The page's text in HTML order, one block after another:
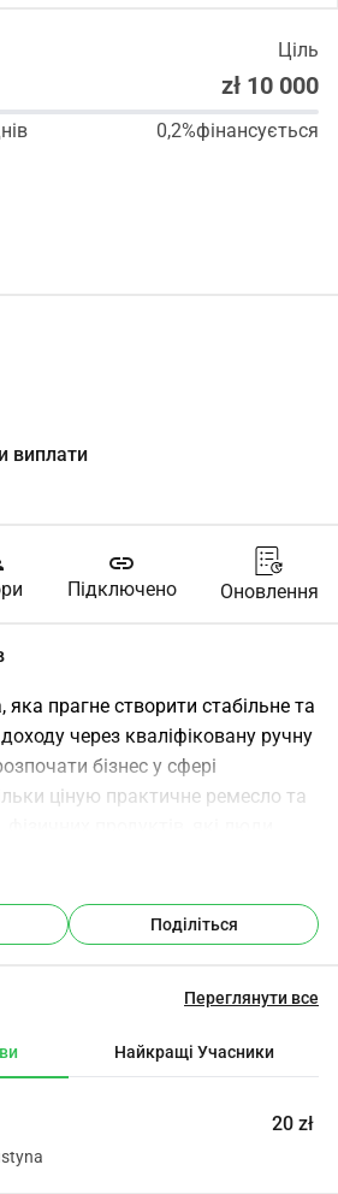
Ціль
zł 10 000
0,2%фінансується
виплати
link
Підключено Оновлення
прагне створити стабільне та
через кваліфіковану ручну
бізнес у сфері
ціную практичне ремесло та
у своєму повсякденному
на багато професій. Це
до професії, яка є більш
дозволяє мені
що не може бути легко
планом для особистісного та
Я прагну навчатися,
Поділіться
Переглянути все
Найкращі Учасники
20 zł